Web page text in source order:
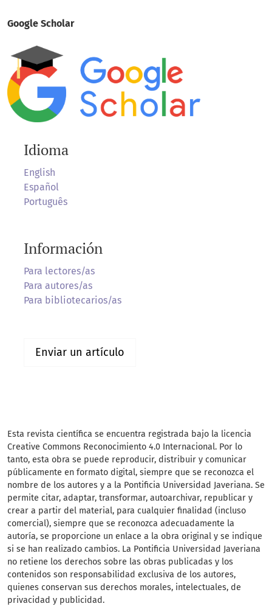
Google Scholar
Idioma
English
Español
Português
Información
Para lectores/as
Para autores/as
Para bibliotecarios/as
Enviar un artículo
Esta revista científica se encuentra registrada bajo la licencia
Creative Commons Reconocimiento 4.0 Internacional. Por lo
tanto, esta obra se puede reproducir, distribuir y comunicar
públicamente en formato digital, siempre que se reconozca el
nombre de los autores y a la Pontificia Universidad Javeriana. Se
permite citar, adaptar, transformar, autoarchivar, republicar y
crear a partir del material, para cualquier finalidad (incluso
comercial), siempre que se reconozca adecuadamente la
autoría, se proporcione un enlace a la obra original y se indique
si se han realizado cambios. La Pontificia Universidad Javeriana
no retiene los derechos sobre las obras publicadas y los
contenidos son responsabilidad exclusiva de los autores,
quienes conservan sus derechos morales, intelectuales, de
privacidad y publicidad.